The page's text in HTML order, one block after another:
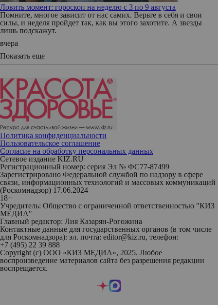
Ловить момент: гороскоп на неделю с 3 по 9 августа
Помните, многое зависит от нас самих. Верьте в себя и свои
силы, и неделя пройдет так, как вы этого захотите. А звезды
лишь подскажут.
вчера
Показать еще
Политика конфиденциальности
Пользовательское соглашение
Согласие на обработку персональных данных
Сетевое издание KIZ.RU
Регистрационный номер: серия Эл № ФС77-87499
Зарегистрировано Федеральной службой по надзору в сфере
связи, информационных технологий и массовых коммуникаций
(Роскомнадзор) 17.06.2024
18+
Учредитель: Общество с ограниченной ответственностью "КИЗ
МЕДИА"
Главный редактор: Лия Казарян-Рогожина
Контактные данные для государственных органов (в том числе
для Роскомнадзора): эл. почта: editor@kiz.ru, телефон:
+7 (495) 22 39 888
Copyright (с) ООО «КИЗ МЕДИА», 2025. Любое
воспроизведение материалов сайта без разрешения редакции
воспрещается.